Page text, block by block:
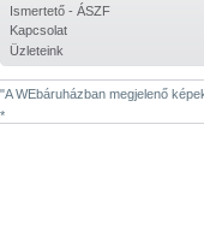
Ismertető - ÁSZF
Kapcsolat
Üzleteink
"A WEbáruházban megjelenő
*